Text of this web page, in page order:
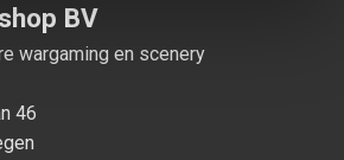
BV
wargaming en scenery
46